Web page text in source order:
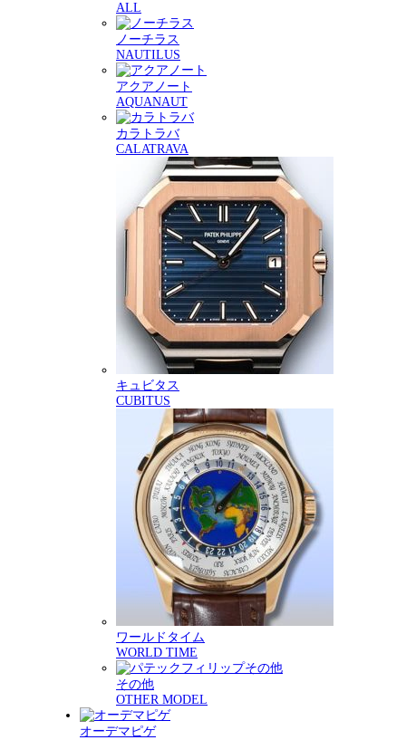
ALL
ノーチラス
NAUTILUS
アクアノート
AQUANAUT
カラトラバ
CALATRAVA
キュビタス
CUBITUS
ワールドタイム
WORLD TIME
その他
OTHER MODEL
オーデマピゲ